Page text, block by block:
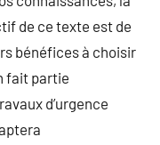
de ce texte est de
bénéfices à choisir
fait partie
d’urgence